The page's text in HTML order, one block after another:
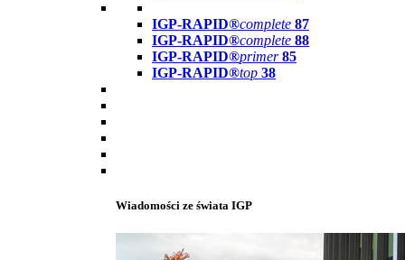
IGP-RAPID®complete 87
IGP-RAPID®complete 88
IGP-RAPID®primer 85
IGP-RAPID®top 38
Wiadomości ze świata IGP